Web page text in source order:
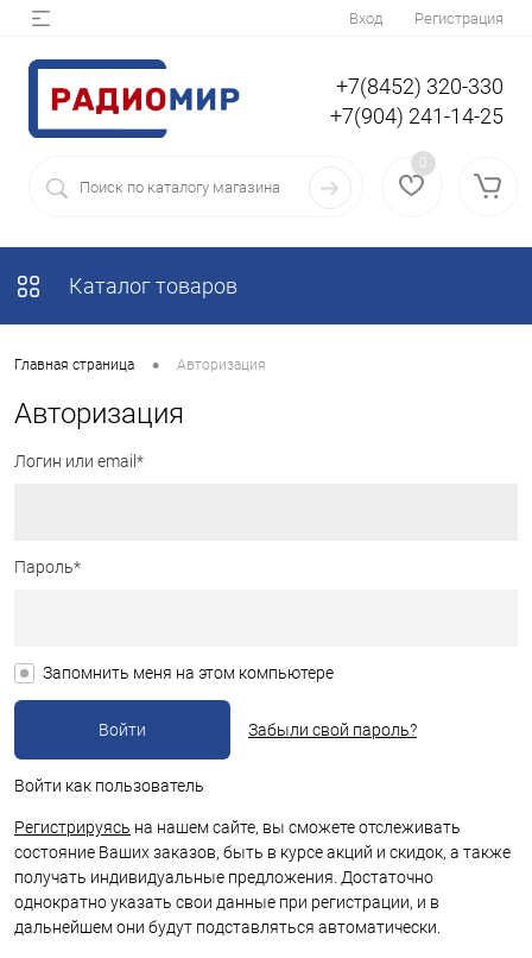
Вход Регистрация
+7(8452) 320-330
+7(904) 241-14-25
0
Каталог товаров
Главная страница • Авторизация
Авторизация
Логин или email*
Пароль*
Запомнить меня на этом компьютере
Забыли свой пароль?
Войти как пользователь
Регистрируясь на нашем сайте, вы сможете отслеживать
состояние Ваших заказов, быть в курсе акций и скидок, а также
получать индивидуальные предложения. Достаточно
однократно указать свои данные при регистрации, и в
дальнейшем они будут подставляться автоматически.